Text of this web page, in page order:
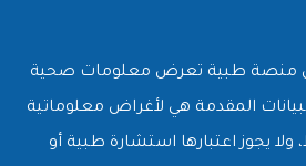
منصة طبية تعرض معلومات صحية
المقدمة هي لأغراض معلوماتية
يجوز اعتبارها استشارة طبية أو